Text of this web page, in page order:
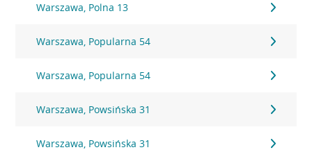
Warszawa, Polna 13
Warszawa, Popularna 54
Warszawa, Popularna 54
Warszawa, Powsińska 31
Warszawa, Powsińska 31